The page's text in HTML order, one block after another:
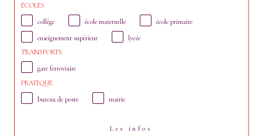
ECOLES
collège
école maternelle école primaire
enseignement supérieur
lycée
TRANSPORTS
gare ferroviaire
PRATIQUE
bureau de poste
mairie
Les infos